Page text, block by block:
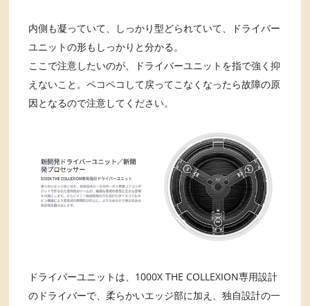
内側も凝っていて、しっかり型どられていて、ドライバー
ユニットの形もしっかりと分かる。
ここで注意したいのが、ドライバーユニットを指で強く抑
えないこと。ペコペコして戻ってこなくなったら故障の原
因となるので注意してください。
ドライバーユニットは、1000X THE COLLEXION専用設計
のドライバーで、柔らかいエッジ部に加え、独自設計の一